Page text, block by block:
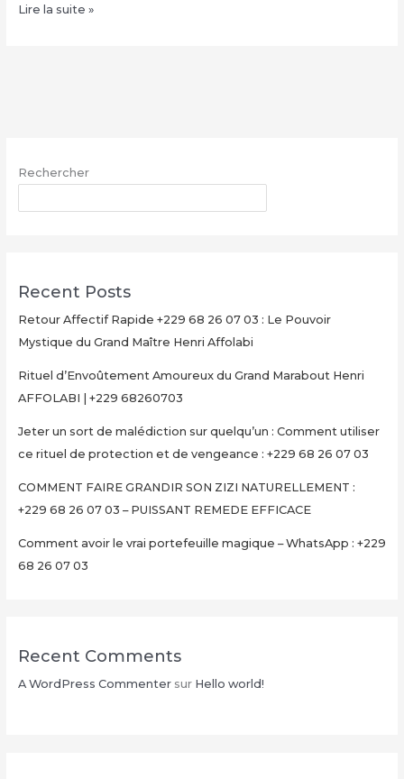
Comment
:
68
Lire la suite »
Rechercher
Recent Posts
Retour Affectif Rapide +229 68 26 07 03 : Le Pouvoir
Mystique du Grand Maître Henri Affolabi
Rituel d’Envoûtement Amoureux du Grand Marabout Henri
AFFOLABI | +229 68260703
Jeter un sort de malédiction sur quelqu’un : Comment utiliser
ce rituel de protection et de vengeance : +229 68 26 07 03
COMMENT FAIRE GRANDIR SON ZIZI NATURELLEMENT :
+229 68 26 07 03 – PUISSANT REMEDE EFFICACE
Comment avoir le vrai portefeuille magique – WhatsApp : +229
68 26 07 03
Recent Comments
A WordPress Commentersur Hello world!